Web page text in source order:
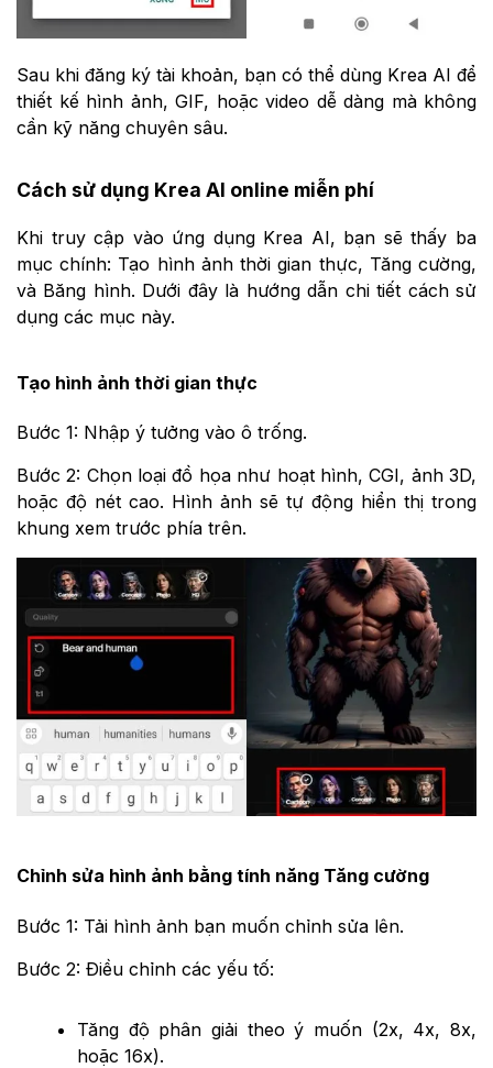
Sau khi đăng ký tài khoản, bạn có thể dùng Krea AI để
thiết kế hình ảnh, GIF, hoặc video dễ dàng mà không
cần kỹ năng chuyên sâu.
Cách sử dụng Krea AI online miễn phí
Khi truy cập vào ứng dụng Krea AI, bạn sẽ thấy ba
mục chính: Tạo hình ảnh thời gian thực, Tăng cường,
và Băng hình. Dưới đây là hướng dẫn chi tiết cách sử
dụng các mục này.
Tạo hình ảnh thời gian thực
Bước 1: Nhập ý tưởng vào ô trống.
Bước 2: Chọn loại đồ họa như hoạt hình, CGI, ảnh 3D,
hoặc độ nét cao. Hình ảnh sẽ tự động hiển thị trong
khung xem trước phía trên.
Chỉnh sửa hình ảnh bằng tính năng Tăng cường
Bước 1: Tải hình ảnh bạn muốn chỉnh sửa lên.
Bước 2: Điều chỉnh các yếu tố:
Tăng độ phân giải theo ý muốn (2x, 4x, 8x,
hoặc 16x).